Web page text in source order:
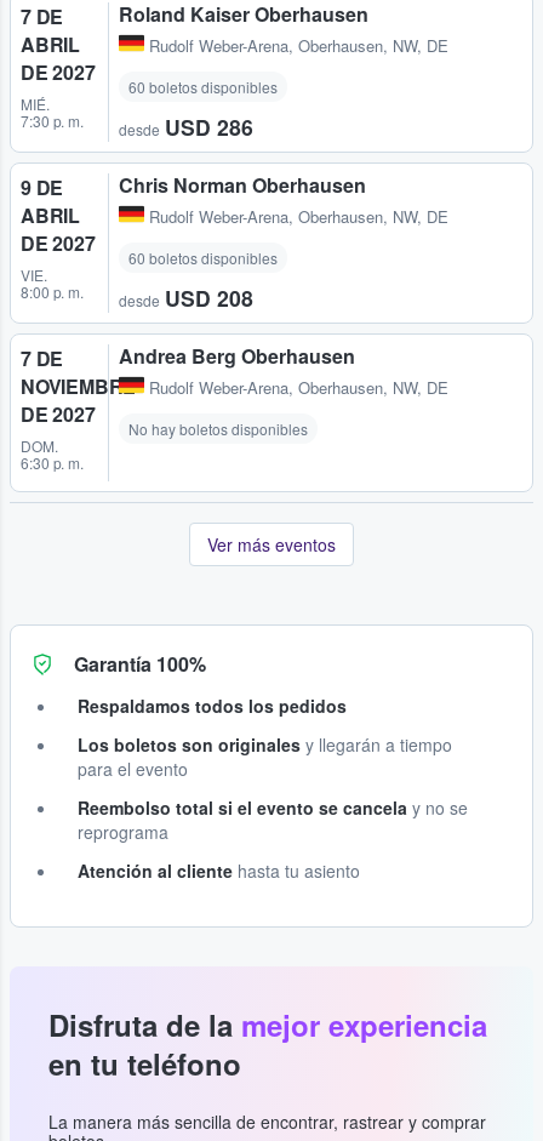
7 DE
ABRIL
DE 2027
MIÉ.
7:30 p. m.
Roland Kaiser Oberhausen
Rudolf Weber-Arena, Oberhausen, NW, DE
60 boletos disponibles
desde USD 286
9 DE
ABRIL
DE 2027
VIE.
8:00 p. m.
Chris Norman Oberhausen
Rudolf Weber-Arena, Oberhausen, NW, DE
60 boletos disponibles
desde USD 208
7 DE
NOVIEMBRE
DE 2027
DOM.
6:30 p. m.
Andrea Berg Oberhausen
Rudolf Weber-Arena, Oberhausen, NW, DE
No hay boletos disponibles
Ver más eventos
Garantía 100%
Respaldamos todos los pedidos
Los boletos son originales y llegarán a tiempo
para el evento
Reembolso total si el evento se cancela y no se
reprograma
Atención al cliente hasta tu asiento
Disfruta de la mejor experiencia
en tu teléfono
La manera más sencilla de encontrar, rastrear y comprar